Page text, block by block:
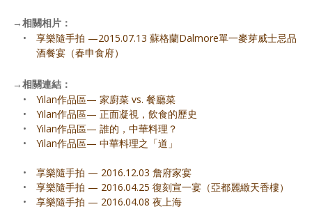
→相關相片：
•
享樂隨手拍 —2015.07.13 蘇格蘭Dalmore單一麥芽威士忌品
酒餐宴（春申食府）
→相關連結：
•
Yilan作品區— 家廚菜 vs. 餐廳菜
•
Yilan作品區— 正面凝視，飲食的歷史
•
Yilan作品區— 誰的，中華料理？
•
Yilan作品區— 中華料理之「道」
•
享樂隨手拍 — 2016.12.03 詹府家宴
•
享樂隨手拍 — 2016.04.25 復刻宣一宴（亞都麗緻天香樓）
•
享樂隨手拍 — 2016.04.08 夜上海